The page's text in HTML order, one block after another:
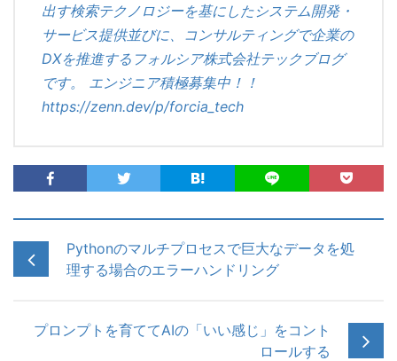
出す検索テクノロジーを基にしたシステム開発・
サービス提供並びに、コンサルティングで企業の
DXを推進するフォルシア株式会社テックブログ
です。 エンジニア積極募集中！！
https://zenn.dev/p/forcia_tech
Pythonのマルチプロセスで巨大なデータを処
理する場合のエラーハンドリング
プロンプトを育ててAIの「いい感じ」をコント
ロールする